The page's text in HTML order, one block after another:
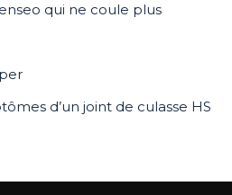
qui ne coule plus
d’un joint de culasse HS